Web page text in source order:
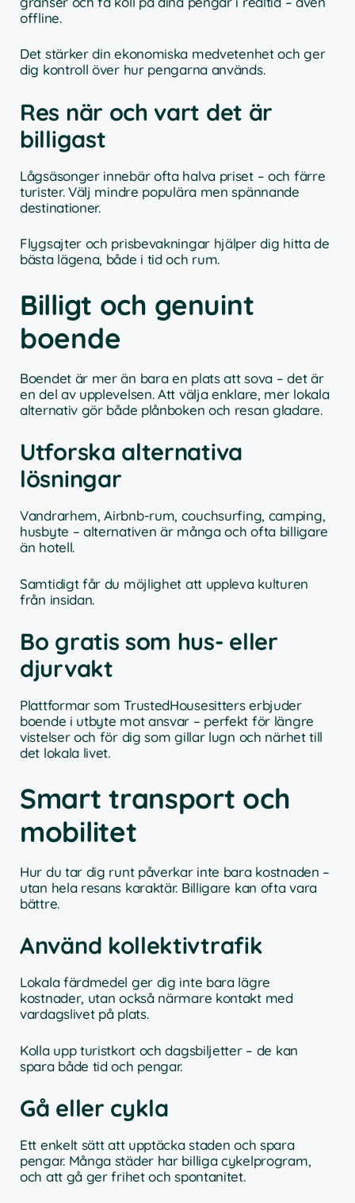
offline.
Det stärker din ekonomiska medvetenhet och ger
dig kontroll över hur pengarna används.
Res när och vart det är
billigast
Lågsäsonger innebär ofta halva priset – och färre
turister. Välj mindre populära men spännande
destinationer.
Flygsajter och prisbevakningar hjälper dig hitta de
bästa lägena, både i tid och rum.
Billigt och genuint
boende
Boendet är mer än bara en plats att sova – det är
en del av upplevelsen. Att välja enklare, mer lokala
alternativ gör både plånboken och resan gladare.
Utforska alternativa
lösningar
Vandrarhem, Airbnb-rum, couchsurfing, camping,
husbyte – alternativen är många och ofta billigare
än hotell.
Samtidigt får du möjlighet att uppleva kulturen
från insidan.
Bo gratis som hus- eller
djurvakt
Plattformar som TrustedHousesitters erbjuder
boende i utbyte mot ansvar – perfekt för längre
vistelser och för dig som gillar lugn och närhet till
det lokala livet.
Smart transport och
mobilitet
Hur du tar dig runt påverkar inte bara kostnaden –
utan hela resans karaktär. Billigare kan ofta vara
bättre.
Använd kollektivtrafik
Lokala färdmedel ger dig inte bara lägre
kostnader, utan också närmare kontakt med
vardagslivet på plats.
Kolla upp turistkort och dagsbiljetter – de kan
spara både tid och pengar.
Gå eller cykla
Ett enkelt sätt att upptäcka staden och spara
pengar. Många städer har billiga cykelprogram,
och att gå ger frihet och spontanitet.